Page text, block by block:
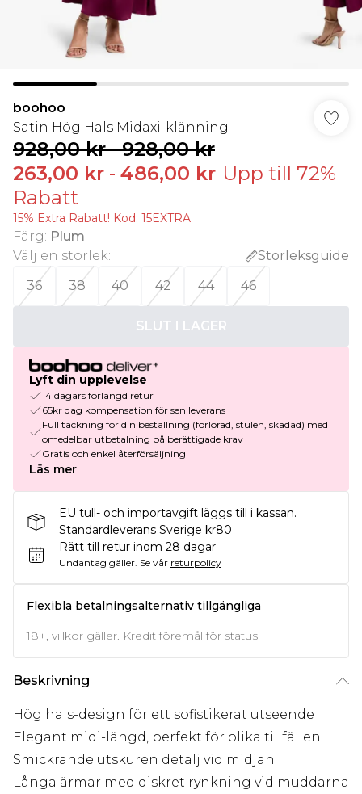
boohoo
Satin Hög Hals Midaxi-klänning
928,00 kr-928,00 kr
263,00 kr - 486,00 kr Upp till 72%
Rabatt
15% Extra Rabatt! Kod: 15EXTRA
Färg: Plum
Välj en storlek:
Storleksguide
36
38 40 42 44 46
SLUT I LAGER
Lyft din upplevelse
14 dagars förlängd retur
65kr dag kompensation för sen leverans
Full täckning för din beställning (förlorad, stulen, skadad) med
omedelbar utbetalning på berättigade krav
Gratis och enkel återförsäljning
Läs mer
EU tull- och importavgift läggs till i kassan.
Standardleverans Sverige kr80
Rätt till retur inom 28 dagar
Undantag gäller. Se vår returpolicy
Flexibla betalningsalternativ tillgängliga
18+, villkor gäller. Kredit föremål för status
Beskrivning
Hög hals-design för ett sofistikerat utseende
Elegant midi-längd, perfekt för olika tillfällen
Smickrande utskuren detalj vid midjan
Långa ärmar med diskret rynkning vid muddarna